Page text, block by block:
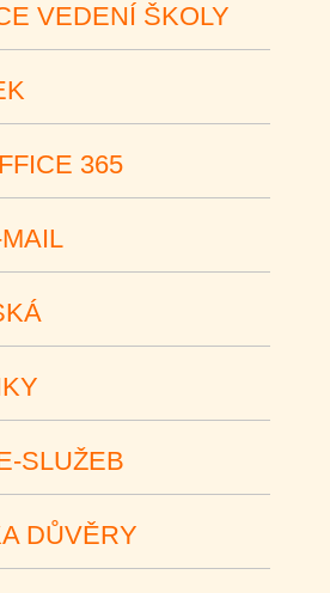
VEDENÍ ŠKOLY
365
SLUŽEB
DŮVĚRY